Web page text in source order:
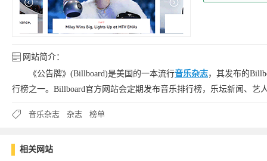
网站简介：
《公告牌》(Billboard)是美国的一本流行音乐杂志，其发布的
行榜之一。Billboard官方网站会定期发布音乐排行榜，乐坛新闻、艺
音乐杂志 杂志 榜单
相关网站